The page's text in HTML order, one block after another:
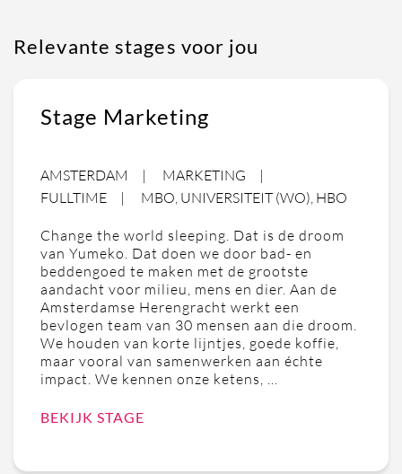
Relevante stages voor jou
Stage Marketing
AMSTERDAM
MARKETING
FULLTIME
MBO, UNIVERSITEIT (WO), HBO
Change the world sleeping. Dat is de droom
van Yumeko. Dat doen we door bad- en
beddengoed te maken met de grootste
aandacht voor milieu, mens en dier. Aan de
Amsterdamse Herengracht werkt een
bevlogen team van 30 mensen aan die droom.
We houden van korte lijntjes, goede koffie,
maar vooral van samenwerken aan échte
impact. We kennen onze ketens, …
BEKIJK STAGE